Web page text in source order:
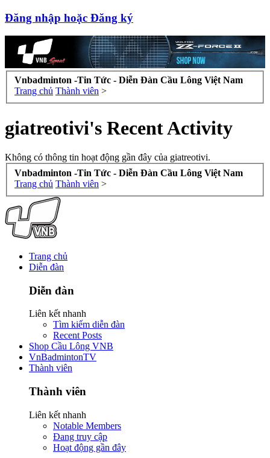
Đăng nhập hoặc Đăng ký
Vnbadminton -Tin Tức - Diễn Đàn Cầu Lông Việt Nam
Trang chủ Thành viên >
giatreotivi's Recent Activity
Không có thông tin hoạt động gần đây của giatreotivi.
Vnbadminton -Tin Tức - Diễn Đàn Cầu Lông Việt Nam
Trang chủ Thành viên >
Trang chủ
Diễn đàn
Diễn đàn
Liên kết nhanh
Tìm kiếm diễn đàn
Recent Posts
Shop Cầu Lông VNB
VnBadmintonTV
Thành viên
Thành viên
Liên kết nhanh
Notable Members
Đang truy cập
Hoạt động gần đây